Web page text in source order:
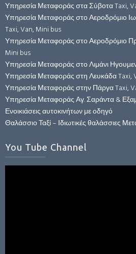
Υπηρεσία Μεταφοράς στα Σύβοτα Taxi,
Υπηρεσία Μεταφοράς στο Αεροδρόμιο
Taxi, Van, Mini bus
Υπηρεσία Μεταφοράς στο Αεροδρόμιο
Mini bus
Υπηρεσία Μεταφοράς στο Λιμάνι
Υπηρεσία Μεταφοράς στη Λευκάδα Taxi,
Υπηρεσία Μεταφοράς στην Πάργα Taxi,
Υπηρεσία Μεταφοράς Αγ. Σαράντα &
Ενοικιάσεις αυτοκινήτων με οδηγό
Θαλάσσιο Ταξί – Ιδιωτικές θαλάσσιες
You Tube Channel